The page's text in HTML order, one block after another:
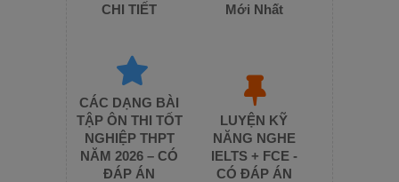
CHI TIẾT
Mới Nhất
CÁC DẠNG BÀI
TẬP ÔN THI TỐT
NGHIỆP THPT
NĂM 2026 – CÓ
ĐÁP ÁN
LUYỆN KỸ
NĂNG NGHE
IELTS + FCE -
CÓ ĐÁP ÁN